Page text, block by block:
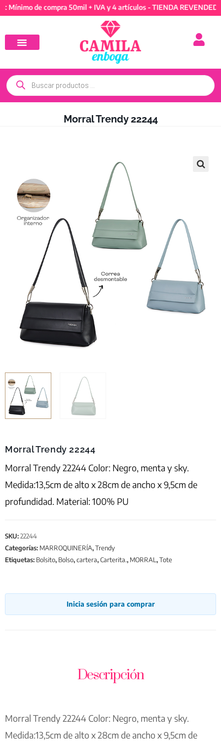
de compra 50mil + IVA y 4 artículos - TIENDA
Morral Trendy 22244
Morral Trendy 22244
Morral Trendy 22244 Color: Negro, menta y sky.
Medida:13,5cm de alto x 28cm de ancho x 9,5cm de
profundidad. Material: 100% PU
SKU:22244
Categorías: MARROQUINERÍA,Trendy
Etiquetas: Bolsito, Bolso,cartera,Carterita., MORRAL ,Tote
Inicia sesión para comprar
Descripción
Morral Trendy 22244 Color: Negro, menta y sky.
Medida:13,5cm de alto x 28cm de ancho x 9,5cm de